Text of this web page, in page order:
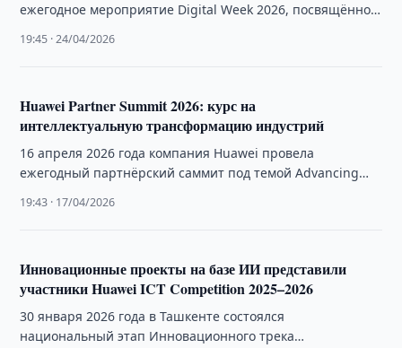
ежегодное мероприятие Digital Week 2026, посвящённое
19:45 · 24/04/2026
Huawei Partner Summit 2026: курс на
интеллектуальную трансформацию индустрий
16 апреля 2026 года компания Huawei провела
ежегодный партнёрский саммит под темой Advancing
бизнеса, клиентов …
19:43 · 17/04/2026
Инновационные проекты на базе ИИ представили
участники Huawei ICT Competition 2025–2026
30 января 2026 года в Ташкенте состоялся
национальный этап Инновационного трека